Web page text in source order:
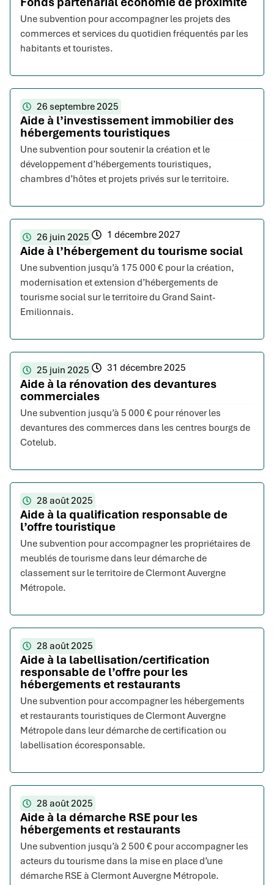
Une subvention pour accompagner les projets des
commerces et services du quotidien fréquentés par les
habitants et touristes.
26 septembre 2025
Aide à l’investissement immobilier des
hébergements touristiques
Une subvention pour soutenir la création et le
développement d’hébergements touristiques,
chambres d’hôtes et projets privés sur le territoire.
26 juin 2025 1 décembre 2027
Aide à l’hébergement du tourisme social
Une subvention jusqu’à 175 000 € pour la création,
modernisation et extension d’hébergements de
tourisme social sur le territoire du Grand Saint-
Emilionnais.
25 juin 2025 31 décembre 2025
Aide à la rénovation des devantures
commerciales
Une subvention jusqu’à 5 000 € pour rénover les
devantures des commerces dans les centres bourgs de
Cotelub.
28 août 2025
Aide à la qualification responsable de
l’offre touristique
Une subvention pour accompagner les propriétaires de
meublés de tourisme dans leur démarche de
classement sur le territoire de Clermont Auvergne
Métropole.
28 août 2025
Aide à la labellisation/certification
responsable de l’offre pour les
hébergements et restaurants
Une subvention pour accompagner les hébergements
et restaurants touristiques de Clermont Auvergne
Métropole dans leur démarche de certification ou
labellisation écoresponsable.
28 août 2025
Aide à la démarche RSE pour les
hébergements et restaurants
Une subvention jusqu’à 2 500 € pour accompagner les
acteurs du tourisme dans la mise en place d’une
démarche RSE à Clermont Auvergne Métropole.